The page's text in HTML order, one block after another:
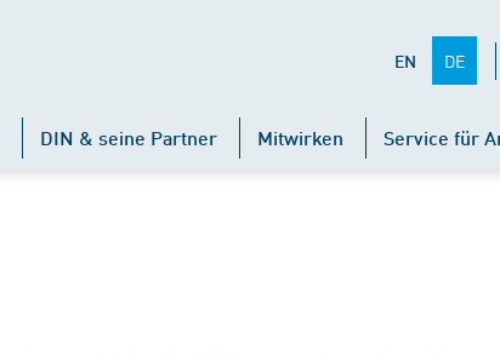
EN DE
DIN & seine Partner Mitwirken Service für